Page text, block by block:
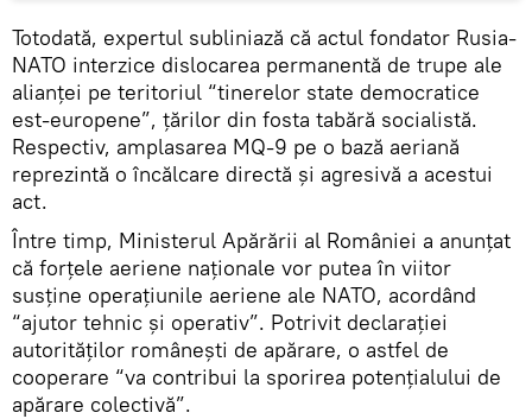
Totodată, expertul subliniază că actul fondator Rusia-
NATO interzice dislocarea permanentă de trupe ale
alianței pe teritoriul “tinerelor state democratice
est-europene”, țărilor din fosta tabără socialistă.
Respectiv, amplasarea MQ-9 pe o bază aeriană
reprezintă o încălcare directă și agresivă a acestui
act.
Între timp, Ministerul Apărării al României a anunțat
că forțele aeriene naționale vor putea în viitor
susține operațiunile aeriene ale NATO, acordând
“ajutor tehnic și operativ”. Potrivit declarației
autorităților românești de apărare, o astfel de
cooperare “va contribui la sporirea potențialului de
apărare colectivă”.